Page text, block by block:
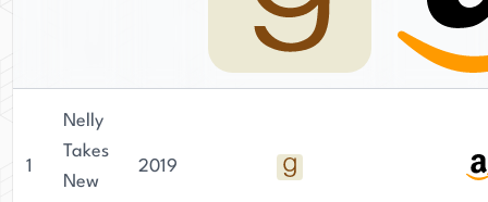
1
Nelly
Takes
New
2019